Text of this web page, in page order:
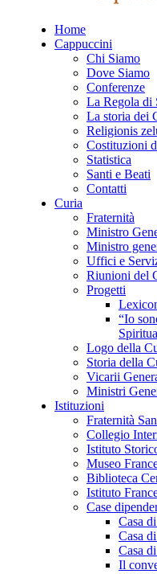
Home
Cappuccini
Chi Siamo
Dove Siamo
Conferenze
La Regola di
La storia dei
Religionis
Costituzioni
Statistica
Santi e Beati
Contatti
Curia
Fraternità
Ministro
Ministro
Uffici e
Riunioni del
Progetti
“Io
Logo della
Storia della
Vicarii
Ministri
Istituzioni
Fraternità
Collegio
Istituto
Museo
Biblioteca
Istituto
Case
Casa
Casa
Casa
Il